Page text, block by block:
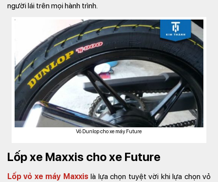
người lái trên mọi hành trình.
Vỏ Dunlop cho xe máy Future
Lốp xe Maxxis cho xe Future
Lốp vỏ xe máy Maxxis là lựa chọn tuyệt vời khi lựa chọn vỏ